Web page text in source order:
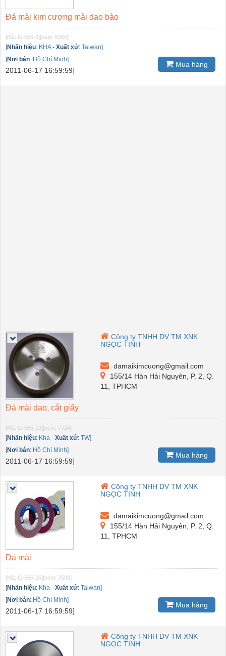
Đá mài kim cương mài dao bào
[Mã: G-565-6][xem: 8360]
[Nhãn hiệu: KHA- Xuất xứ: Taiwan]
[Nơi bán: Hồ Chí Minh]
2011-06-17 16:59:59]
Mua hàng
Công ty TNHH DV TM XNK
NGỌC TINH
damaikimcuong@gmail.com
155/14 Hàn Hải Nguyên, P. 2, Q.
11, TPHCM
Đá mài dao, cắt giấy
[Mã: G-565-19][xem: 7724]
[Nhãn hiệu: Kha - Xuất xứ: TW]
[Nơi bán: Hồ Chí Minh]
2011-06-17 16:59:59]
Mua hàng
Công ty TNHH DV TM XNK
NGỌC TINH
damaikimcuong@gmail.com
155/14 Hàn Hải Nguyên, P. 2, Q.
11, TPHCM
Đá mài
[Mã: G-565-25][xem: 7508]
[Nhãn hiệu: Kha - Xuất xứ: Taiwan]
[Nơi bán: Hồ Chí Minh]
2011-06-17 16:59:59]
Mua hàng
Công ty TNHH DV TM XNK
NGỌC TINH